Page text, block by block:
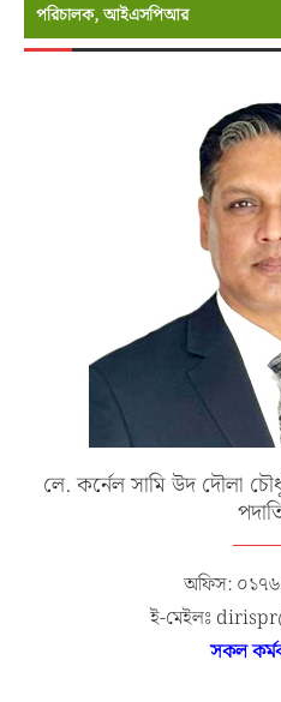
পরিচালক, আইএসপিআর
লে. কর্নেল সামি উদ দৌলা
অফিস:
ই-মেইলঃ
সকল